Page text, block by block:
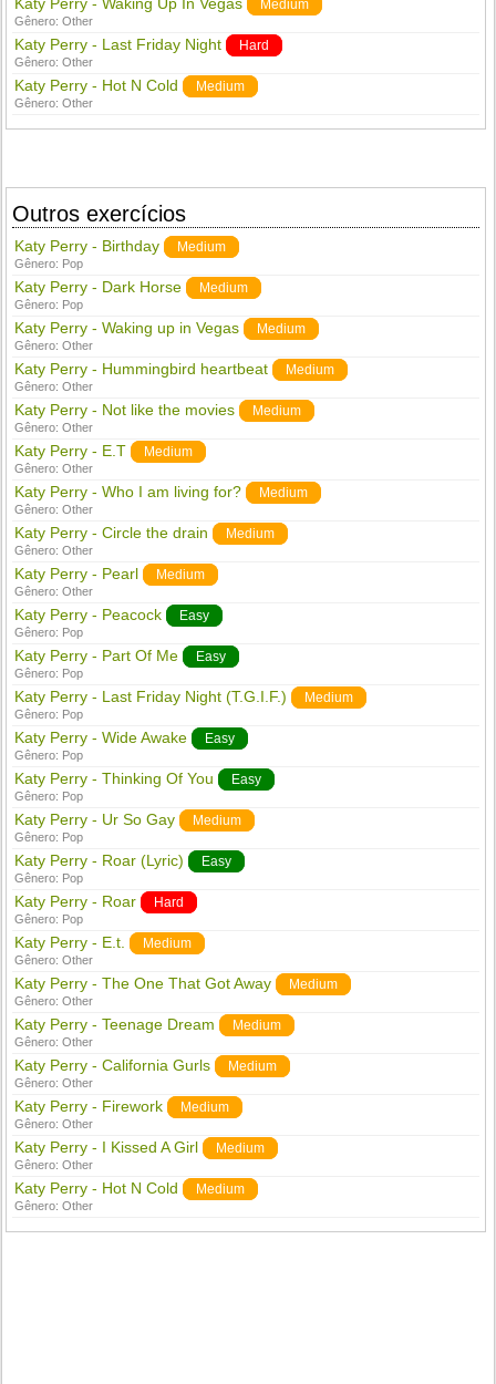
Medium
Gênero:Other
Katy Perry - Last Friday Night Hard
Gênero:Other
Katy Perry - Hot N Cold Medium
Gênero:Other
Outros exercícios
Katy Perry - Birthday Medium
Gênero: Pop
Katy Perry - Dark Horse Medium
Gênero: Pop
Katy Perry - Waking up in Vegas Medium
Gênero:Other
Katy Perry - Hummingbird heartbeat Medium
Gênero:Other
Katy Perry - Not like the movies Medium
Gênero:Other
Katy Perry - E.T Medium
Gênero:Other
Katy Perry - Who I am living for? Medium
Gênero:Other
Katy Perry - Circle the drain Medium
Gênero:Other
Katy Perry - Pearl Medium
Gênero:Other
Katy Perry - Peacock Easy
Gênero: Pop
Katy Perry - Part Of Me Easy
Gênero: Pop
Katy Perry - Last Friday Night (T.G.I.F.) Medium
Gênero: Pop
Katy Perry - Wide Awake Easy
Gênero: Pop
Katy Perry - Thinking Of You Easy
Gênero: Pop
Katy Perry - Ur So Gay Medium
Gênero: Pop
Katy Perry - Roar (Lyric) Easy
Gênero: Pop
Katy Perry - Roar Hard
Gênero: Pop
Katy Perry - E.t. Medium
Gênero:Other
Katy Perry - The One That Got Away Medium
Gênero:Other
Katy Perry - Teenage Dream Medium
Gênero:Other
Katy Perry - California Gurls Medium
Gênero:Other
Katy Perry - Firework Medium
Gênero:Other
Katy Perry - I Kissed A Girl Medium
Gênero:Other
Katy Perry - Hot N Cold Medium
Gênero:Other